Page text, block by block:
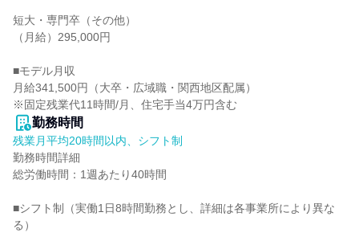
短大・専門卒（その他）
（月給）295,000円
■モデル月収
月給341,500円（大卒・広域職・関西地区配属）
※固定残業代11時間/月、住宅手当4万円含む
勤務時間
残業月平均20時間以内、シフト制
勤務時間詳細
総労働時間：1週あたり40時間
■シフト制（実働1日8時間勤務とし、詳細は各事業所により異な
る）